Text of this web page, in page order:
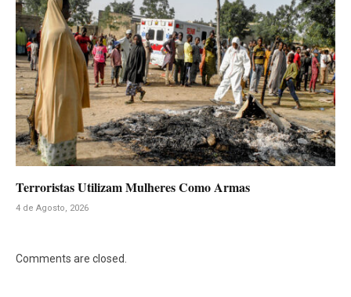
Terroristas Utilizam Mulheres Como Armas
4 de Agosto, 2026
Comments are closed.